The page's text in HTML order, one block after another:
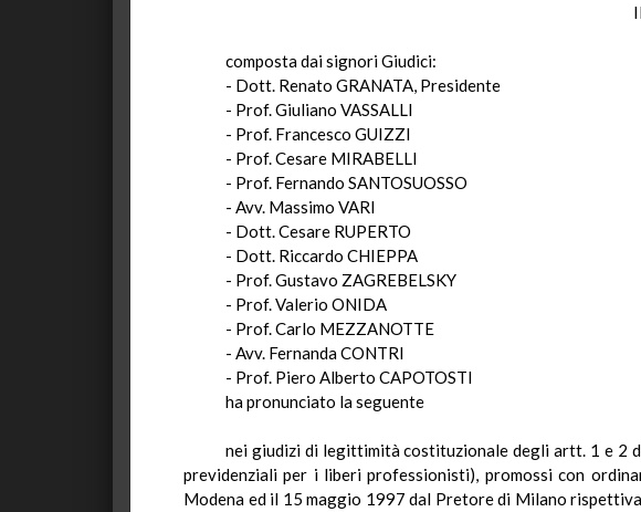
compostadai signori Giudici:
- Dott. Renato GRANATA, Presidente
- Prof. Giuliano VASSALLI
- Prof. Francesco GUIZZI
- Prof. Cesare MIRABELLI
- Prof. Fernando SANTOSUOSSO
- Avv. Massimo VARI
- Dott. Cesare RUPERTO
- Dott. Riccardo CHIEPPA
- Prof.Gustavo ZAGREBELSKY
- Prof. Valerio ONIDA
- Prof. Carlo MEZZANOTTE
- Avv. Fernanda CONTRI
- Prof. Piero Alberto CAPOTOSTI
hapronunciato la seguente
neigiudizi di legittimità costituzionale degli artt. 1 e 2
previdenziali per i liberi professionisti), promossi con
Modena ed il 15 maggio 1997 dal Pretore di Milano